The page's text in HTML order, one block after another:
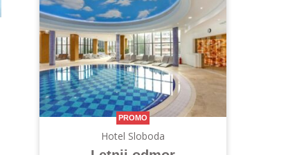
PROMO
Hotel Sloboda